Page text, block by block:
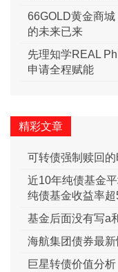
66GOLD黄金商
的未来已来
先理知学REAL
申请全程赋能
精彩文章
可转债强制赎回的
近10年纯债基金
纯债基金收益率超
基金后面没有写a
海航集团债券最新
巨星转债价值分析